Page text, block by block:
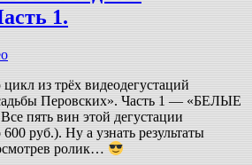
1.
из трёх видеодегустаций
Перовских». Часть 1 — «БЕЛЫЕ
пять вин этой дегустации
руб.). Ну а узнать результаты
ролик…